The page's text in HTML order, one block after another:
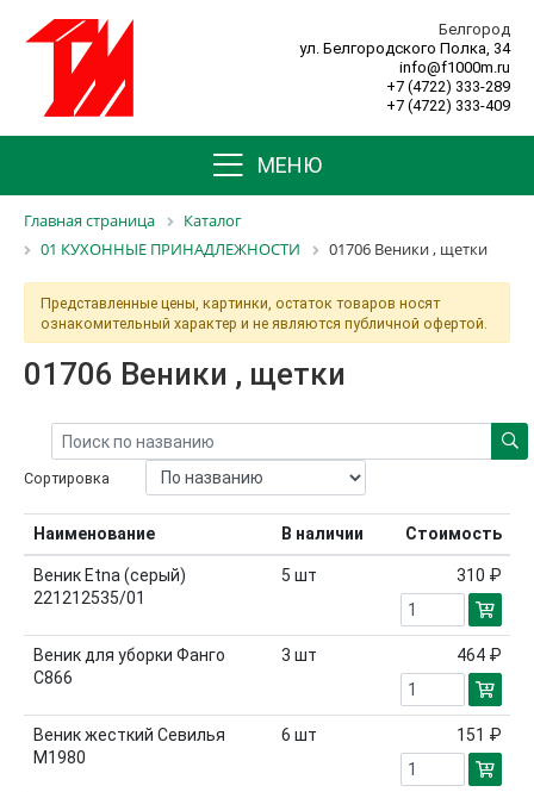
Белгород
ул. Белгородского Полка, 34
info@f1000m.ru
+7 (4722) 333-289
+7 (4722) 333-409
МЕНЮ
Главная страница
Каталог
01 КУХОННЫЕ ПРИНАДЛЕЖНОСТИ
01706 Веники , щетки
Представленные цены, картинки, остаток товаров носят
ознакомительный характер и не являются публичной офертой.
01706 Веники , щетки
Сортировка
Наименование В наличии Стоимость
Веник Etna (серый)
221212535/01
5 шт 310 ₽
Веник для уборки Фанго
С866
3 шт 464 ₽
Веник жесткий Севилья
М1980
6 шт 151 ₽